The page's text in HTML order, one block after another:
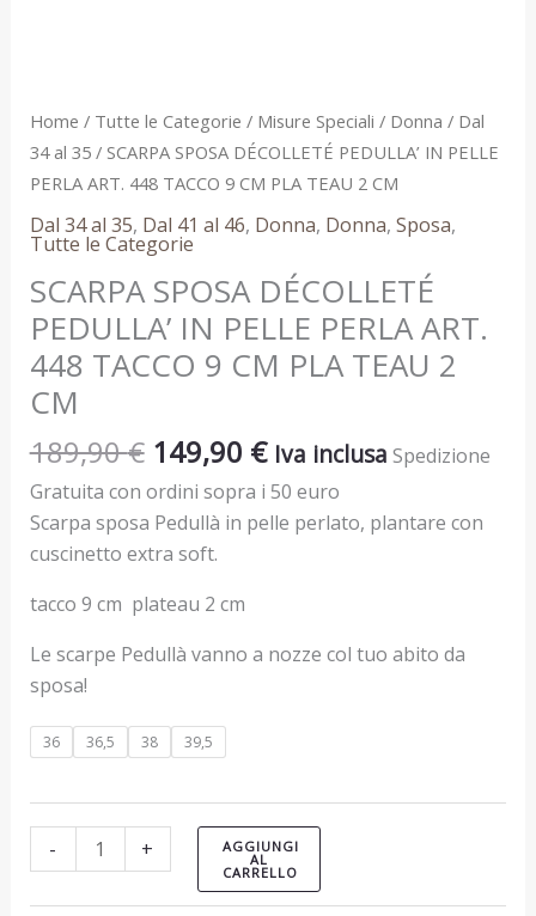
Home / Tutte le Categorie / Misure Speciali / Donna / Dal
34 al 35/ SCARPA SPOSA DÉCOLLETÉ PEDULLA’ IN PELLE
PERLA ART. 448 TACCO 9 CM PLA TEAU 2 CM
Dal 34 al 35, Dal 41 al 46, Donna, Donna, Sposa,
Tutte le Categorie
SCARPA SPOSA DÉCOLLETÉ
PEDULLA’ IN PELLE PERLA ART.
448 TACCO 9 CM PLA TEAU 2
CM
189,90€ 149,90 € Iva inclusa Spedizione
Gratuita con ordini sopra i 50 euro
Scarpa sposa Pedullà in pelle perlato, plantare con
cuscinetto extra soft.
tacco 9 cm plateau 2 cm
Le scarpe Pedullà vanno a nozze col tuo abito da
sposa!
36 36,5 38 39,5
-
PLA
TEAU
2
quantità
+ AGGIUNGI
AL
CARRELLO